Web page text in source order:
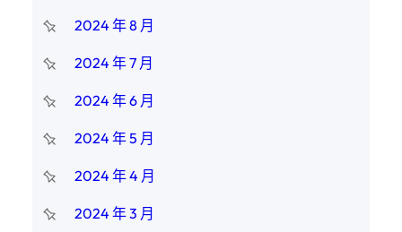
2024 年 8 月
2024 年 7 月
2024 年 6 月
2024 年 5 月
2024 年 4 月
2024 年 3 月